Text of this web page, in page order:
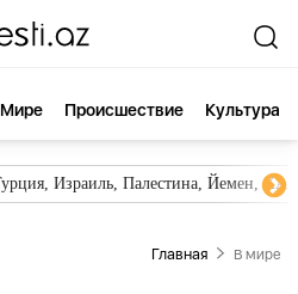
Происшествие Культура
Израиль, Палестина, Йемен,
Главная В мире